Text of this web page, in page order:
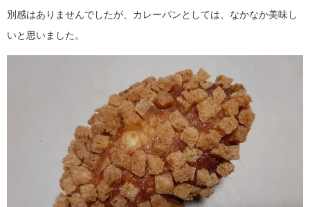
別感はありませんでしたが、カレーパンとしては、なかなか美味し
いと思いました。